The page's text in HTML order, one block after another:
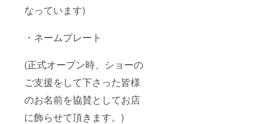
なっています)
・ネームプレート
(正式オープン時、ショーの
ご支援をして下さった皆様
のお名前を協賛としてお店
に飾らせて頂きます。)